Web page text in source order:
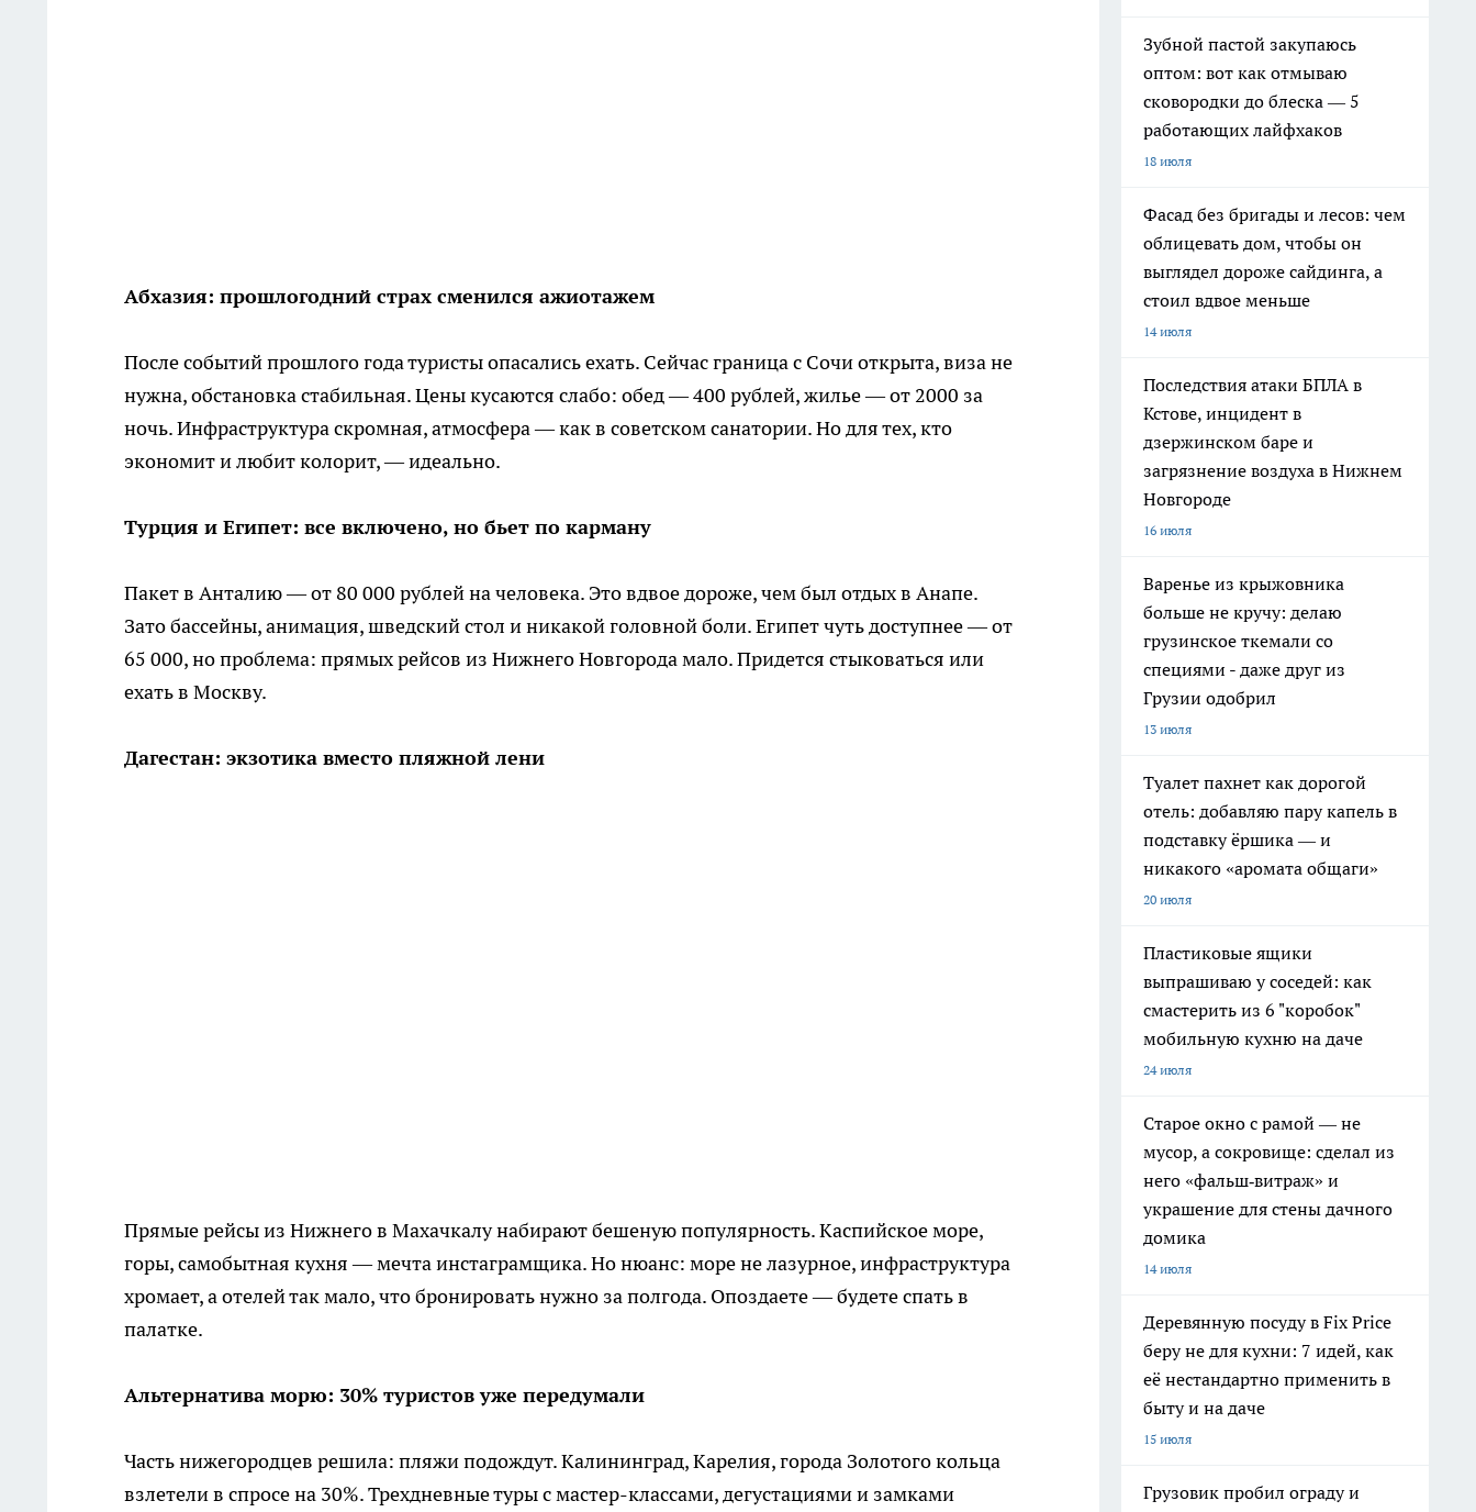
Абхазия: прошлогодний страх сменился ажиотажем
После событий прошлого года туристы опасались ехать. Сейчас граница с Сочи открыта, виза не
нужна, обстановка стабильная. Цены кусаются слабо: обед — 400 рублей, жилье — от 2000 за
ночь. Инфраструктура скромная, атмосфера — как в советском санатории. Но для тех, кто
экономит и любит колорит, — идеально.
Турция и Египет: все включено, но бьет по карману
Пакет в Анталию — от 80 000 рублей на человека. Это вдвое дороже, чем был отдых в Анапе.
Зато бассейны, анимация, шведский стол и никакой головной боли. Египет чуть доступнее — от
65 000, но проблема: прямых рейсов из Нижнего Новгорода мало. Придется стыковаться или
ехать в Москву.
Дагестан: экзотика вместо пляжной лени
Прямые рейсы из Нижнего в Махачкалу набирают бешеную популярность. Каспийское море,
горы, самобытная кухня — мечта инстаграмщика. Но нюанс: море не лазурное, инфраструктура
хромает, а отелей так мало, что бронировать нужно за полгода. Опоздаете — будете спать в
палатке.
Альтернатива морю: 30% туристов уже передумали
Часть нижегородцев решила: пляжи подождут. Калининград, Карелия, города Золотого кольца
взлетели в спросе на 30%. Трехдневные туры с мастер-классами, дегустациями и замками
Зубной пастой закупаюсь
оптом: вот как отмываю
сковородки до блеска — 5
работающих лайфхаков
18 июля
Фасад без бригады и лесов: чем
облицевать дом, чтобы он
выглядел дороже сайдинга, а
стоил вдвое меньше
14 июля
Последствия атаки БПЛА в
Кстове, инцидент в
дзержинском баре и
загрязнение воздуха в Нижнем
Новгороде
16 июля
Варенье из крыжовника
больше не кручу: делаю
грузинское ткемали со
специями - даже друг из
Грузии одобрил
13 июля
Туалет пахнет как дорогой
отель: добавляю пару капель в
подставку ёршика — и
никакого «аромата общаги»
20 июля
Пластиковые ящики
выпрашиваю у соседей: как
смастерить из 6 "коробок"
мобильную кухню на даче
24 июля
Старое окно с рамой — не
мусор, а сокровище: сделал из
него «фальш‑витраж» и
украшение для стены дачного
домика
14 июля
Деревянную посуду в Fix Price
беру не для кухни: 7 идей, как
её нестандартно применить в
быту и на даче
15 июля
Грузовик пробил ограду и